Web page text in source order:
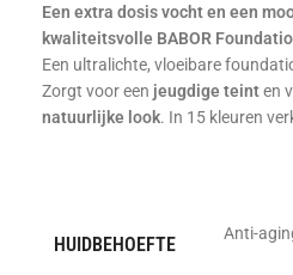
Een extra dosis vocht en een
kwaliteitsvolle BABOR
Een ultralichte, vloeibare
Zorgt voor een jeugdige teinten
natuurlijke look. In 15 kleuren
HUIDBEHOEFTE Anti-